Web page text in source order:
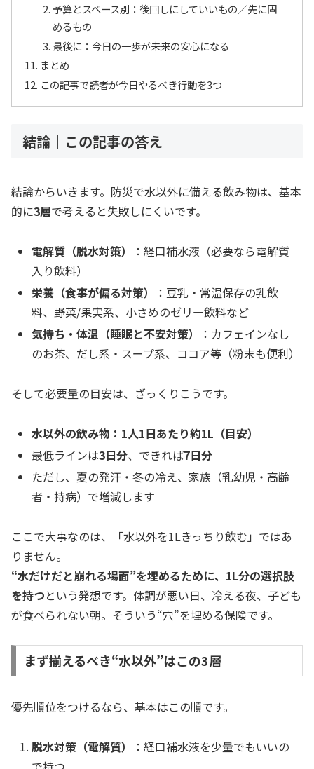
予算とスペース別：後回しにしていいもの／先に固
めるもの
最後に：今日の一歩が未来の安心になる
まとめ
この記事で読者が今日やるべき行動を3つ
結論｜この記事の答え
結論からいきます。防災で水以外に備える飲み物は、基本
的に3層で考えると失敗しにくいです。
電解質（脱水対策）
：経口補水液（必要なら電解質
入り飲料）
栄養（食事が偏る対策）
：豆乳・常温保存の乳飲
料、野菜/果実系、小さめのゼリー飲料など
気持ち・体温（睡眠と不安対策）
：カフェインなし
のお茶、だし系・スープ系、ココア等（粉末も便利）
そして必要量の目安は、ざっくりこうです。
水以外の飲み物：1人1日あたり約1L（目安）
最低ラインは3日分、できれば7日分
ただし、夏の発汗・冬の冷え、家族（乳幼児・高齢
者・持病）で増減します
ここで大事なのは、「水以外を1Lきっちり飲む」ではあ
りません。
“水だけだと崩れる場面”を埋めるために、1L分の選択肢
を持つという発想です。体調が悪い日、冷える夜、子ども
が食べられない朝。そういう“穴”を埋める保険です。
まず揃えるべき“水以外”はこの3層
優先順位をつけるなら、基本はこの順です。
脱水対策（電解質）
：経口補水液を少量でもいいの